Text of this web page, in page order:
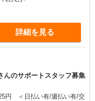
詳細を見る
んのサポートスタッフ募集
円 ＜日払い有/週払い有/交